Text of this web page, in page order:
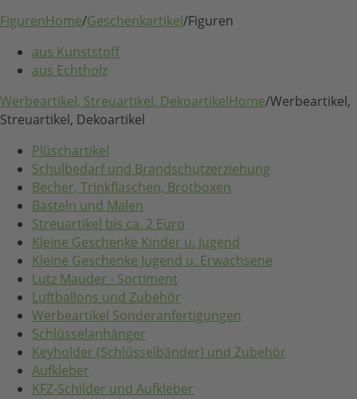
FigurenHome/Geschenkartikel/Figuren
aus Kunststoff
aus Echtholz
Werbeartikel, Streuartikel, DekoartikelHome/Werbeartikel,
Streuartikel, Dekoartikel
Plüschartikel
Schulbedarf und Brandschutzerziehung
Becher, Trinkflaschen, Brotboxen
Basteln und Malen
Streuartikel bis ca. 2 Euro
Kleine Geschenke Kinder u. Jugend
Kleine Geschenke Jugend u. Erwachsene
Lutz Mauder - Sortiment
Luftballons und Zubehör
Werbeartikel Sonderanfertigungen
Schlüsselanhänger
Keyholder (Schlüsselbänder) und Zubehör
Aufkleber
KFZ-Schilder und Aufkleber